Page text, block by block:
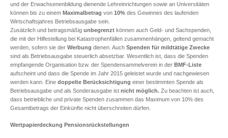
und der Erwachsenenbildung dienende Lehreinrichtungen sowie an Universitäten
können bis zu einem Maximalbetrag von 10% des Gewinnes des laufenden
Wirtschaftsjahres Betriebsausgabe sein.
Zusätzlich und betragsmäßig unbegrenzt können auch Geld- und Sachspenden,
die mit der Hilfestellung bei Katastrophenfällen zusammenhängen, geltend gemacht
werden, sofern sie der Werbung dienen. Auch Spenden für mildtätige Zwecke
sind als Betriebsausgabe steuerlich absetzbar. Wesentlich ist, dass die Spenden
empfangende Organisation bzw. der Spendensammelverein in der BMF-Liste
aufscheint und dass die Spende im Jahr 2015 geleistet wurde und nachgewiesen
werden kann. Eine doppelte Berücksichtigung einer bestimmten Spende als
Betriebsausgabe und als Sonderausgabe ist nicht möglich. Zu beachten ist auch,
dass betriebliche und private Spenden zusammen das Maximum von 10% des
Gesamtbetrags der Einkünfte nicht überschreiten dürfen.
Wertpapierdeckung Pensionsrückstellungen